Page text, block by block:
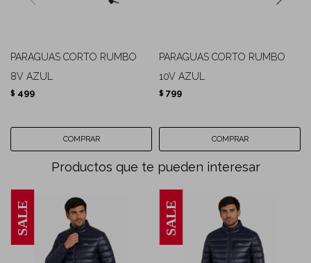
PARAGUAS CORTO RUMBO
8V AZUL
$ 499
PARAGUAS CORTO RUMBO
10V AZUL
$ 799
Productos que te pueden interesar